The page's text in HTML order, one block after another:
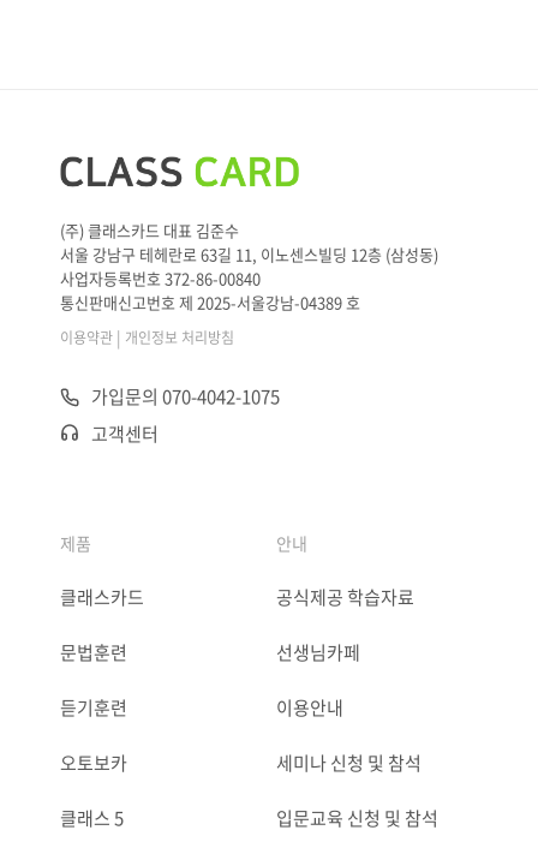
(주) 클래스카드 대표 김준수
서울 강남구 테헤란로 63길 11, 이노센스빌딩 12층 (삼성동)
사업자등록번호 372-86-00840
통신판매신고번호 제 2025-서울강남-04389 호
이용약관 | 개인정보 처리방침
가입문의 070-4042-1075
고객센터
제품
클래스카드
문법훈련
듣기훈련
오토보카
클래스 5
안내
공식제공 학습자료
선생님카페
이용안내
세미나 신청 및 참석
입문교육 신청 및 참석